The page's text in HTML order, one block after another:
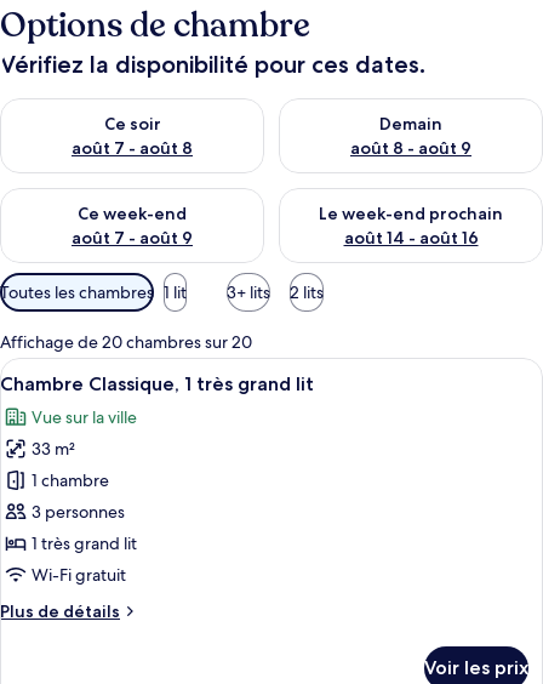
Options de chambre
Vérifiez la disponibilité pour ces dates.
Ce soir
août 7 - août 8
Vérifier la disponibilité pour ce soir août 7 - août 8
Demain
août 8 - août 9
Vérifier la disponibilité pour
Ce week-end
août 7 - août 9
Vérifier la disponibilité pour ce week-end août 7 - août 9
Le week-end prochain
août 14 - août 16
Vérifier la disponibilité pour
Filtres
disponibles
pour
les
chambres
Toutes les chambres 1 lit 3+ lits 2 lits
Affichage de 20 chambres sur 20
Afficher
toutes
les
photos
pour
ce
type
de
chambre :
Chambre
Literie de qualité supérieure, articles
5
Chambre Classique, 1 très grand lit
Vue sur la ville
33 m²
1 chambre
3 personnes
1 très grand lit
Wi-Fi gratuit
Plus de détails
Plus
Voir les prix